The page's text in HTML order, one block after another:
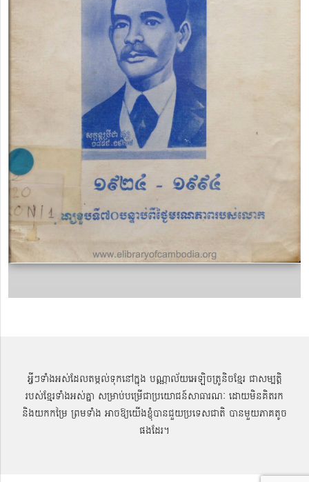
អ្វីៗទាំងអស់ដែលតម្កល់ទុកនៅក្នុង បណ្ណាល័យអេឡិចត្រូនិចខ្មែរ ជាសម្បតិ្ត
របស់ខ្មែរទាំងអស់គ្នា សម្រាប់បម្រើជាប្រយោជន៍សាធារណៈ ដោយមិនគិតរក
និងយកកម្រៃ ព្រមទាំង អាចឱ្យយើងខ្ញុំបានជួយប្រទេសជាតិ បានមួយភាគតូច
ផងដែរ។